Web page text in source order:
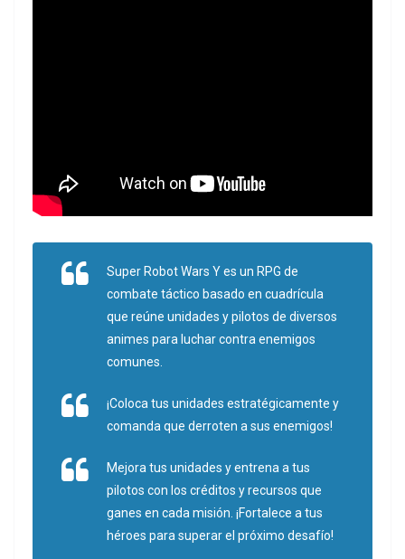
Super Robot Wars Y es un RPG de
combate táctico basado en cuadrícula
que reúne unidades y pilotos de diversos
animes para luchar contra enemigos
comunes.
¡Coloca tus unidades estratégicamente y
comanda que derroten a sus enemigos!
Mejora tus unidades y entrena a tus
pilotos con los créditos y recursos que
ganes en cada misión. ¡Fortalece a tus
héroes para superar el próximo desafío!